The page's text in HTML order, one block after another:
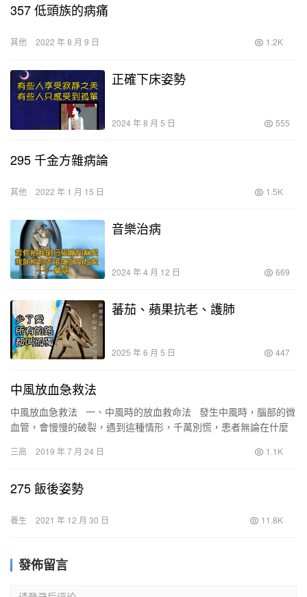
357 低頭族的病痛
其他 2022 年 8 月 9 日 1.2K
正確下床姿勢
2024 年 8 月 5 日 555
295 千金方雜病論
其他 2022 年 1 月 15 日 1.5K
音樂治病
2024 年 4 月 12 日 669
蕃茄、蘋果抗老、護肺
2025 年 6 月 5 日 447
中風放血急救法
中風放血急救法 一、中風時的放血救命法 發生中風時，腦部的微
血管，會慢慢的破裂，遇到這種情形，千萬別慌，患者無論在什麼
三高 2019 年 7 月 24 日 1.1K
275 飯後姿勢
養生 2021 年 12 月 30 日 11.8K
發佈留言